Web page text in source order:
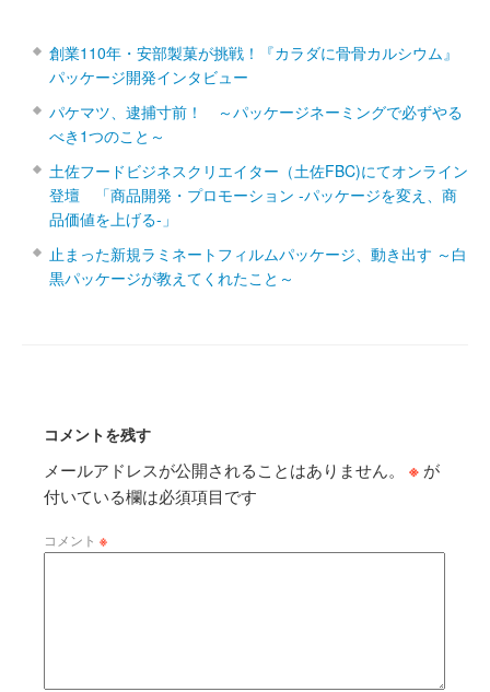
創業110年・安部製菓が挑戦！『カラダに骨骨カルシウム』
パッケージ開発インタビュー
パケマツ、逮捕寸前！ ～パッケージネーミングで必ずやる
べき1つのこと～
土佐フードビジネスクリエイター（土佐FBC)にてオンライン
登壇 「商品開発・プロモーション ‐パッケージを変え、商
品価値を上げる‐」
止まった新規ラミネートフィルムパッケージ、動き出す ～白
黒パッケージが教えてくれたこと～
コメントを残す
メールアドレスが公開されることはありません。 ※ が
付いている欄は必須項目です
コメント ※